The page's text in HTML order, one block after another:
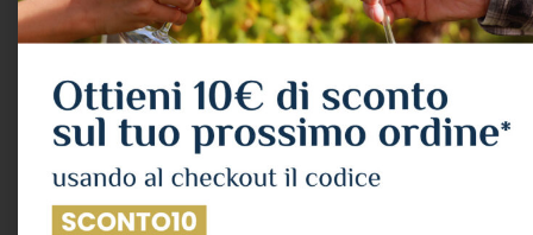
San Marzano “tramari”
Rosato Primitivo Salento
Igp 2024 Lt.1,5 12,5° –
Magnum –
VINI,VINO ROSATO
Masseria Altemura
Zinzula Rose’ 2023 Cl.75
12°